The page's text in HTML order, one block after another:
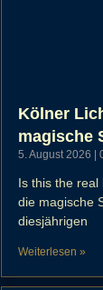
Kölner
magische
5. August 2026
Is this the real
die magische
diesjährigen
Weiterlesen »